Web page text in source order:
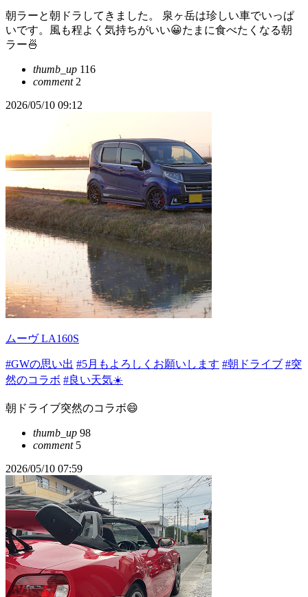
朝ラーと朝ドラしてきました。 泉ヶ岳は珍しい車でいっぱ
いです。風も程よく気持ちがいい😀たまに食べたくなる朝
ラー🍜
thumb_up 116
comment2
2026/05/10 09:12
ムーヴ LA160S
#GWの思い出 #5月もよろしくお願いします #朝ドライブ #突
然のコラボ #良い天気☀️
朝ドライブ突然のコラボ😄
thumb_up 98
comment5
2026/05/10 07:59